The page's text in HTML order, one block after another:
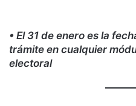
• El 31 de enero es la
trámite en cualquier
electoral